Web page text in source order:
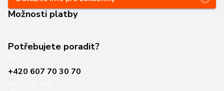
Možnosti platby
Potřebujete poradit?
+420 607 70 30 70